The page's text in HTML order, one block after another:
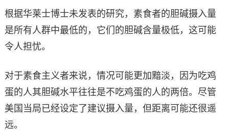
根据华莱士博士未发表的研究，素食者的胆碱摄入量
是所有人群中最低的，它们的胆碱含量极低，这可能
令人担忧。
对于素食主义者来说，情况可能更加黯淡，因为吃鸡
蛋的人其胆碱水平往往是不吃鸡蛋的人的两倍。尽管
美国当局已经设定了建议摄入量，但距离可能还很遥
远。